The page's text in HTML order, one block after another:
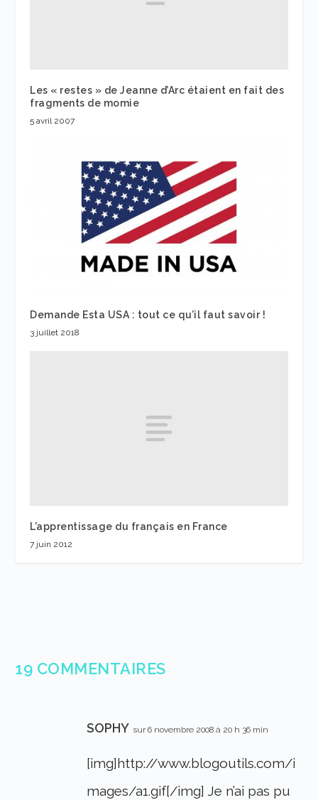
Les « restes » de Jeanne d’Arc étaient en fait des
fragments de momie
5 avril 2007
Demande Esta USA : tout ce qu’il faut savoir !
3 juillet 2018
L’apprentissage du français en France
7 juin 2012
19 COMMENTAIRES
SOPHY sur 6 novembre 2008 à 20 h 36 min
[img]http://www.blogoutils.com/i
mages/a1.gif[/img] Je n’ai pas pu